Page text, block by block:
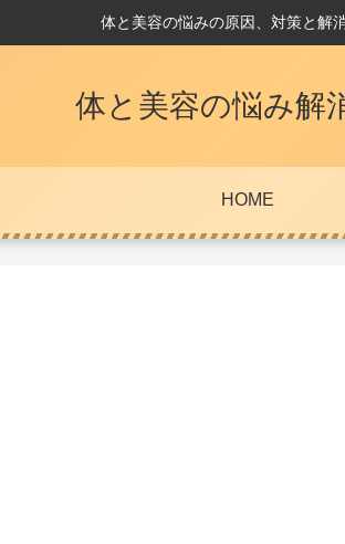
体と美容の悩みの原因、対策と解
体と美容の悩み解
HOME